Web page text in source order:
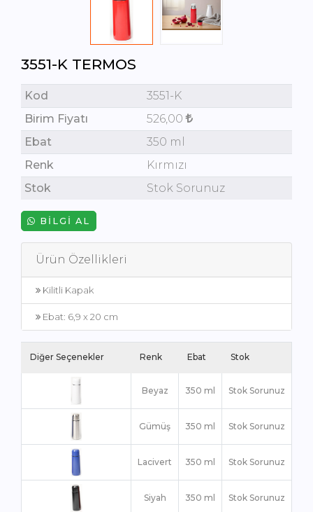
3551-K TERMOS
Kod
3551-K
Birim Fiyatı
526,00
Ebat
350 ml
Renk
Kırmızı
Stok
Stok Sorunuz
BILGI AL
Ürün Özellikleri
Kilitli Kapak
Ebat: 6,9 x 20 cm
Diğer Seçenekler Renk Ebat Stok
Beyaz 350 ml Stok Sorunuz
Gümüş 350 ml Stok Sorunuz
Lacivert 350 ml Stok Sorunuz
Siyah 350 ml Stok Sorunuz